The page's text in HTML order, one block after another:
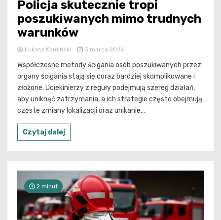
Policja skutecznie tropi
poszukiwanych mimo trudnych
warunków
Łukasz Kamiński 3 marca 2026
Współczesne metody ścigania osób poszukiwanych przez
organy ścigania stają się coraz bardziej skomplikowane i
złożone. Uciekinierzy z reguły podejmują szereg działań,
aby uniknąć zatrzymania, a ich strategie często obejmują
częste zmiany lokalizacji oraz unikanie...
Czytaj dalej
2 minut